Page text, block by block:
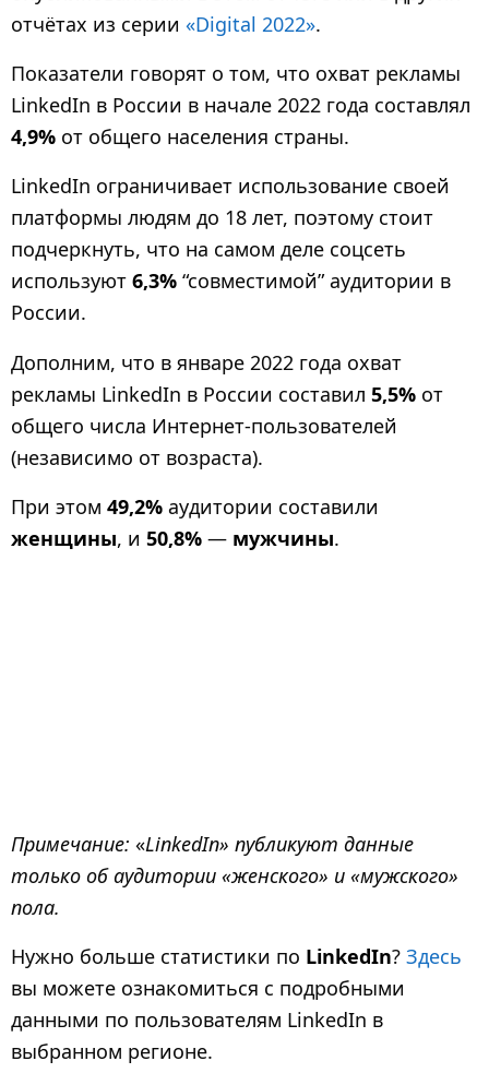
отчётах из серии «Digital 2022».
Показатели говорят о том, что охват рекламы
LinkedIn в России в начале 2022 года составлял
4,9% от общего населения страны.
LinkedIn ограничивает использование своей
платформы людям до 18 лет, поэтому стоит
подчеркнуть, что на самом деле соцсеть
используют 6,3% “совместимой” аудитории в
России.
Дополним, что в январе 2022 года охват
рекламы LinkedIn в России составил 5,5% от
общего числа Интернет-пользователей
(независимо от возраста).
При этом 49,2% аудитории составили
женщины, и 50,8% — мужчины.
Примечание: «LinkedIn» публикуют данные
только об аудитории «женского» и «мужского»
пола.
Нужно больше статистики по LinkedIn? Здесь
вы можете ознакомиться с подробными
данными по пользователям LinkedIn в
выбранном регионе.